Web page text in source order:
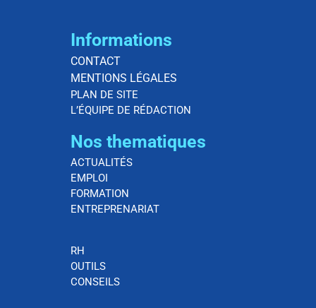
Informations
CONTACT
MENTIONS LÉGALES
PLAN DE SITE
L’ÉQUIPE DE RÉDACTION
Nos thematiques
ACTUALITÉS
EMPLOI
FORMATION
ENTREPRENARIAT
RH
OUTILS
CONSEILS